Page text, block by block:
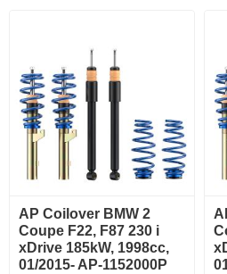
AP Coilover BMW 2
Coupe F22, F87 230 i
xDrive 185kW, 1998cc,
01/2015- AP-1152000P